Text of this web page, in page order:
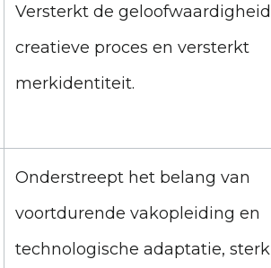
Versterkt de
creatieve proces en versterkt
merkidentiteit.
Onderstreept het belang van
voortdurende vakopleiding en
technologische adaptatie,